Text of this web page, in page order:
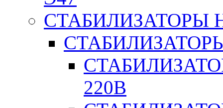
СТАБИЛИЗАТОРЫ
220В